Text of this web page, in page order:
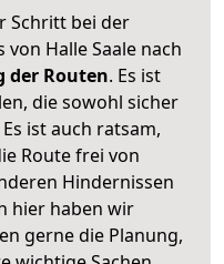
Schritt bei der
Halle Saale nach
der Routen. Es ist
die sowohl sicher
ist auch ratsam,
Route frei von
Hindernissen
hier haben wir
gerne die Planung,